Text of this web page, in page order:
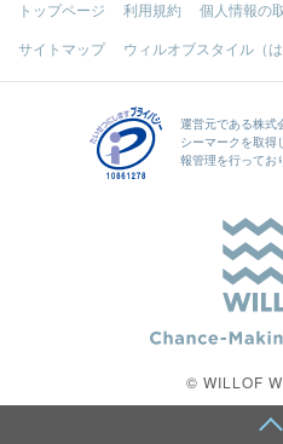
トップページ 利用規約 個人情報の
サイトマップ ウィルオブスタイル（
運営元である株式
シーマークを取得
報管理を行ってお
© WILLOF